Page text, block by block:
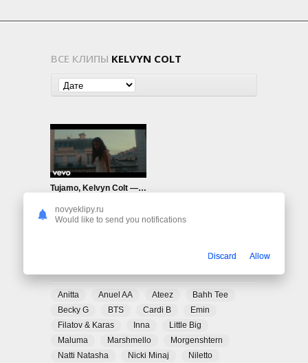
ВСЕ КЛИПЫ KELVYN COLT
Tujamo, Kelvyn Colt — Taking You Home
Anitta Anuel AA Ateez
Bahh Tee
Becky G
BTS Cardi B
Emin
Filatov & Karas
Inna
Little Big
Maluma
Marshmello
Morgenshtern
Natti Natasha
Nicki Minaj
Niletto
novyeklipy.ru
Would like to send you notifications
Discard Allow